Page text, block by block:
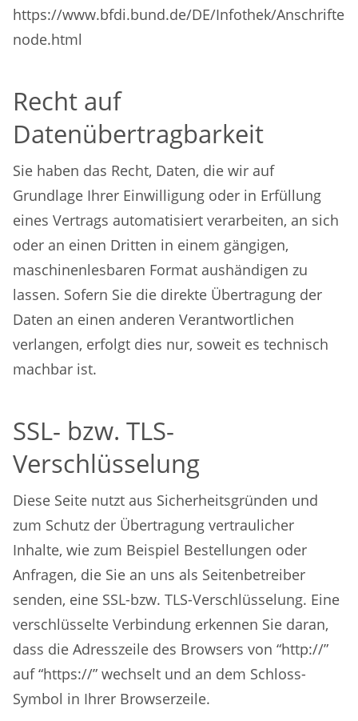
https://www.bfdi.bund.de/DE/Infothek/
node.html
Recht auf
Datenübertragbarkeit
Sie haben das Recht, Daten, die wir auf
Grundlage Ihrer Einwilligung oder in Erfüllung
eines Vertrags automatisiert verarbeiten, an sich
oder an einen Dritten in einem gängigen,
maschinenlesbaren Format aushändigen zu
lassen. Sofern Sie die direkte Übertragung der
Daten an einen anderen Verantwortlichen
verlangen, erfolgt dies nur, soweit es technisch
machbar ist.
SSL- bzw. TLS-
Verschlüsselung
Diese Seite nutzt aus Sicherheitsgründen und
zum Schutz der Übertragung vertraulicher
Inhalte, wie zum Beispiel Bestellungen oder
Anfragen, die Sie an uns als Seitenbetreiber
senden, eine SSL-bzw. TLS-Verschlüsselung. Eine
verschlüsselte Verbindung erkennen Sie daran,
dass die Adresszeile des Browsers von “http://”
auf “https://” wechselt und an dem Schloss-
Symbol in Ihrer Browserzeile.